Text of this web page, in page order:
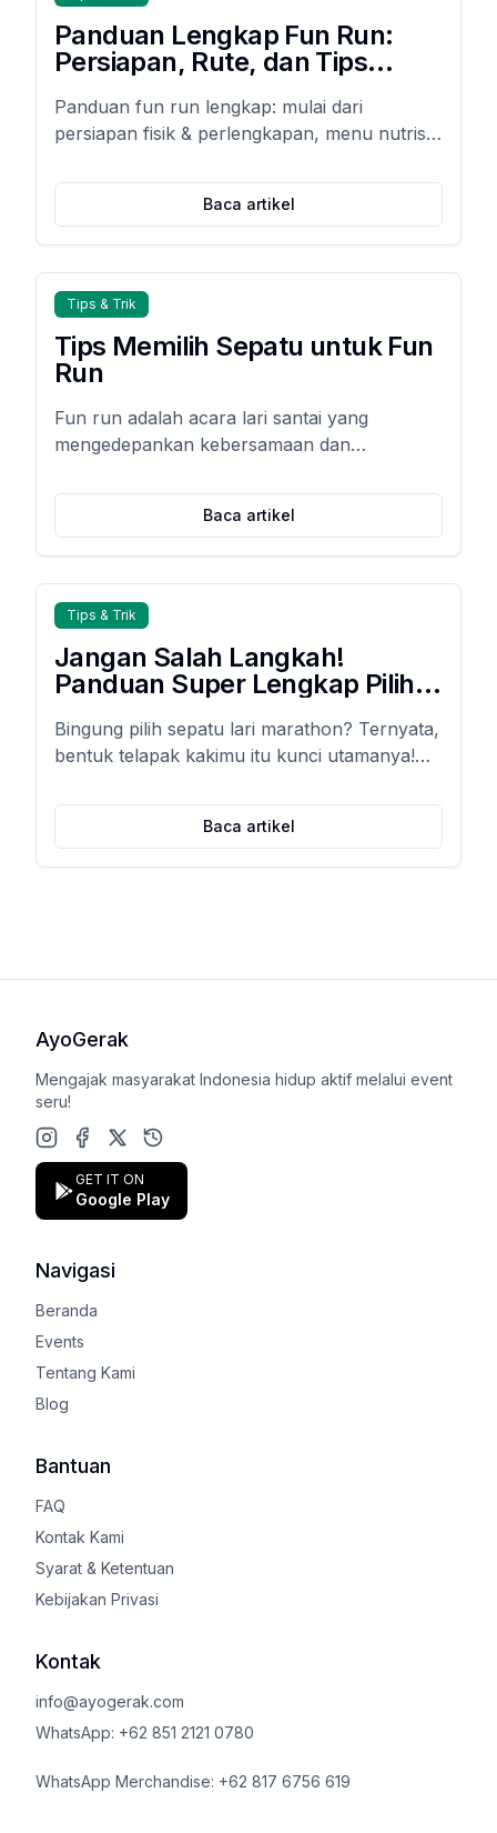
Panduan Lengkap Fun Run:
Persiapan, Rute, dan Tips
Panduan fun run lengkap: mulai dari
persiapan fisik & perlengkapan, menu nutrisi
cedera agar lari Anda aman, optimal, dan
Baca artikel
Tips & Trik
Tips Memilih Sepatu untuk Fun
Run
Fun run adalah acara lari santai yang
mengedepankan kebersamaan dan
Namun, tanpa tips memilih sepatu fun run
yang tepat, kaki mudah pegal, lecet, bahkan
cedera.
Baca artikel
Tips & Trik
Jangan Salah Langkah!
Panduan Super Lengkap Pilih
Jenis Telapak Kaki (Auto
Ngebut & Bebas Cedera!)
Bingung pilih sepatu lari marathon? Ternyata,
bentuk telapak kakimu itu kunci utamanya!
sepatu yang pas biar lari makin nyaman,
ngebut, dan bebas cedera.
Baca artikel
AyoGerak
Mengajak masyarakat Indonesia hidup aktif melalui event
seru!
Instagram
Facebook
X (Twitter)
Google Play Store
GET IT ON
Google Play
Navigasi
Beranda
Events
Tentang Kami
Blog
Bantuan
FAQ
Kontak Kami
Syarat & Ketentuan
Kebijakan Privasi
Kontak
info@ayogerak.com
WhatsApp: +62 851 2121 0780
WhatsApp Merchandise: +62 817 6756 619